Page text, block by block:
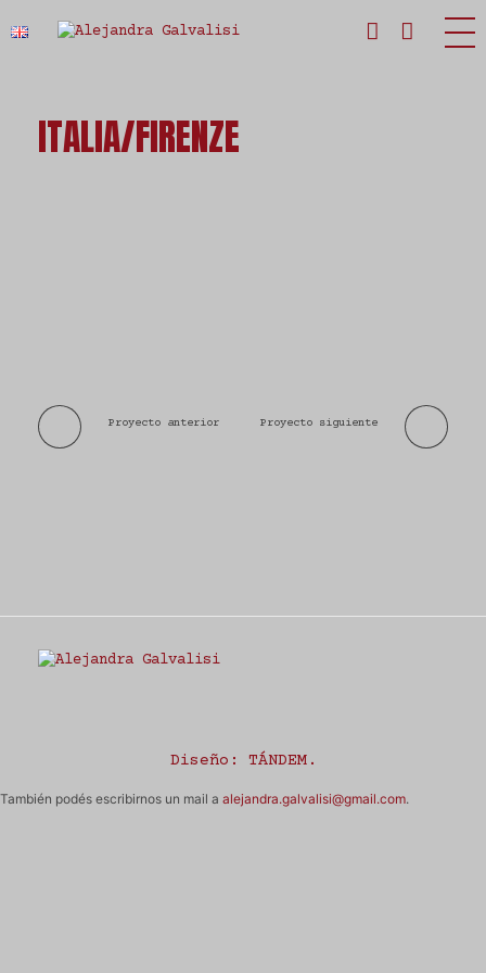
ITALIA/FIRENZE
Proyecto anterior Proyecto siguiente
Diseño: TÁNDEM.
También podés escribirnos un mail a alejandra.galvalisi@gmail.com.